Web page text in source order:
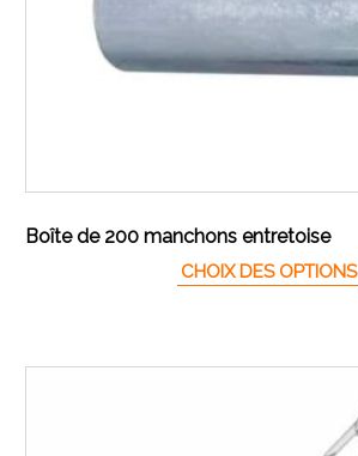
Boîte de 200 manchons entretoise
CHOIX DES OPTIONS